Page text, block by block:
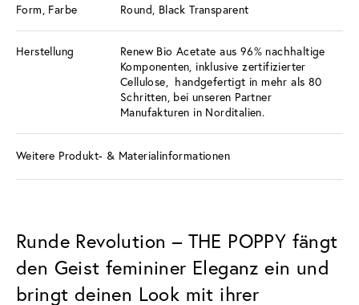
Form, Farbe Round, Black Transparent
Herstellung
Renew Bio Acetate aus 96% nachhaltige
Komponenten, inklusive zertifizierter
Cellulose, handgefertigt in mehr als 80
Schritten, bei unseren Partner
Manufakturen in Norditalien.
Weitere Produkt- & Materialinformationen
Runde Revolution – THE POPPY fängt
den Geist femininer Eleganz ein und
bringt deinen Look mit ihrer